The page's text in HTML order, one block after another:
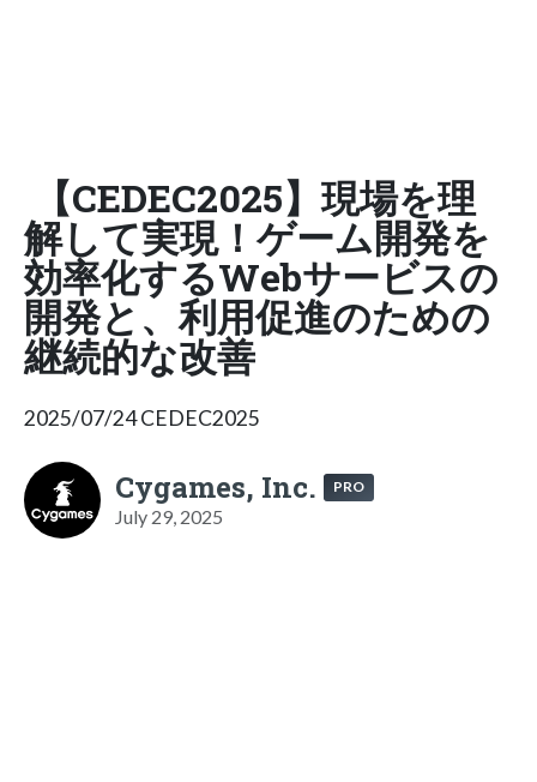
【CEDEC2025】現場を理
解して実現！ゲーム開発を
効率化するWebサービスの
開発と、利用促進のための
継続的な改善
2025/07/24 CEDEC2025
Cygames, Inc. PRO
July 29, 2025